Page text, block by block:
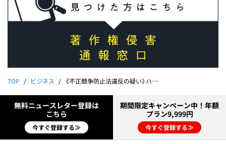
TOP ビジネス 《不正競争防止法違反の疑い》ハリー・ポッター大人気施設がライバル「レゴランド」の資料を丸パクリしていた！《コピーライトには「レゴランド」の印字が…》
無料ニュースレター登録は
こちら
今すぐ登録する≫
期間限定キャンペーン中！年額
プラン9,999円
今すぐ登録する≫